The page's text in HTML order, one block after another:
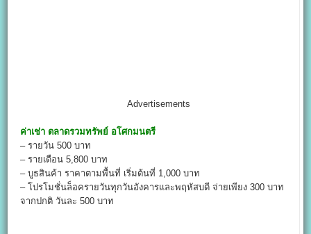
Advertisements
ค่าเช่า ตลาดรวมทรัพย์ อโศกมนตรี
– รายวัน 500 บาท
– รายเดือน 5,800 บาท
– บูธสินค้า ราคาตามพื้นที่ เริ่มต้นที่ 1,000 บาท
– โปรโมชั่นล็อครายวันทุกวันอังคารและพฤหัสบดี จ่ายเพียง 300 บาท
จากปกติ วันละ 500 บาท